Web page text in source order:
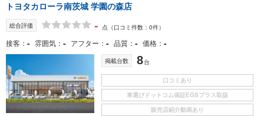
トヨタカローラ南茨城 学園の森店
総合評価 - 点 （口コミ件数：0件）
接客 - 雰囲気 - アフター - 品質 - 価格 -
掲載台数 8台
口コミあり
車選びドットコム保証EGSプラス取扱
販売店紹介動画あり